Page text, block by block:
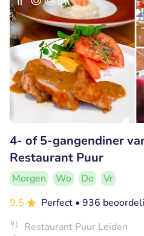
4- of 5-gangendiner
Restaurant Puur
Morgen Wo Do
Vr
9.5
Perfect • 936
Restaurant Puur Leiden